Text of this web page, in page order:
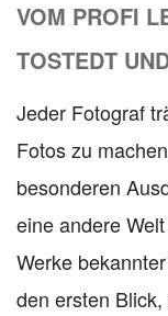
VOM PROFI
TOSTEDT
Jeder Fotograf
Fotos zu
besonderen
eine andere
Werke
den ersten